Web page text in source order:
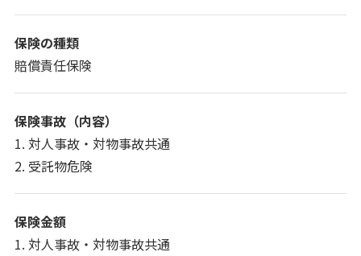
保険の種類
賠償責任保険
保険事故（内容）
1. 対人事故・対物事故共通
2. 受託物危険
保険金額
1. 対人事故・対物事故共通